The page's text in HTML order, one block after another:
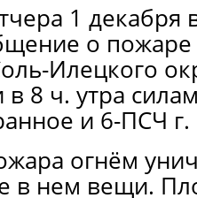
1 декабря
о
Илецкого
8 ч. утра
и 6-ПСЧ г.
огнём
в нем вещи.